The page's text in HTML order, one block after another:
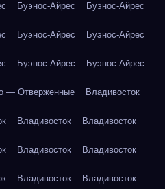
Буэнос-Айрес Буэнос-Айрес
Буэнос-Айрес Буэнос-Айрес
Буэнос-Айрес Буэнос-Айрес
— Отверженные Владивосток
Владивосток Владивосток
Владивосток Владивосток
Владивосток Владивосток